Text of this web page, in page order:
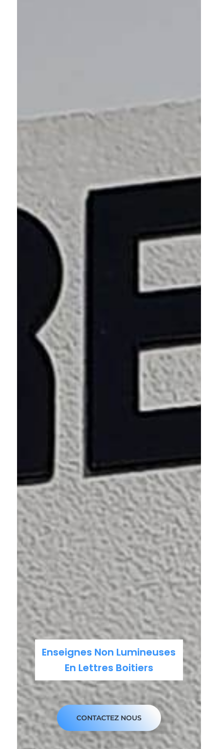
Enseignes Non Lumineuses
En Lettres Boitiers
CONTACTEZ NOUS